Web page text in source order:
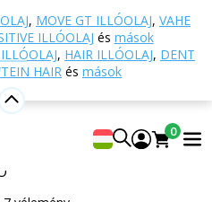
, MOVE GT ILLÓOLAJ, VAHE
ILLÓOLAJ és mások
, HAIR ILLÓOLAJ, DENT
HAIR és mások
0
Természetes
hidrolátumok
Mirha